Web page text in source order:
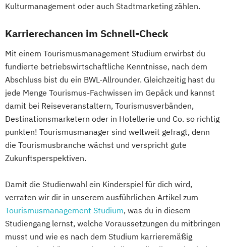
Kulturmanagement oder auch Stadtmarketing zählen.
Karrierechancen im Schnell-Check
Mit einem Tourismusmanagement Studium erwirbst du
fundierte betriebswirtschaftliche Kenntnisse, nach dem
Abschluss bist du ein BWL-Allrounder. Gleichzeitig hast du
jede Menge Tourismus-Fachwissen im Gepäck und kannst
damit bei Reiseveranstaltern, Tourismusverbänden,
Destinationsmarketern oder in Hotellerie und Co. so richtig
punkten! Tourismusmanager sind weltweit gefragt, denn
die Tourismusbranche wächst und verspricht gute
Zukunftsperspektiven.
Damit die Studienwahl ein Kinderspiel für dich wird,
verraten wir dir in unserem ausführlichen Artikel zum
Tourismusmanagement Studium, was du in diesem
Studiengang lernst, welche Voraussetzungen du mitbringen
musst und wie es nach dem Studium karrieremäßig